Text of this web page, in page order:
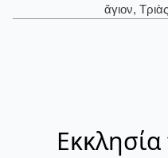
ἅγιον,